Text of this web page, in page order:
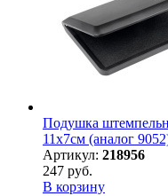
Подушка
11х7см (аналог
Артикул: 218956
247 руб.
В корзину